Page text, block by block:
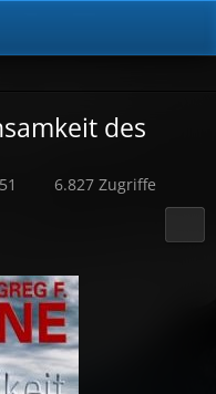
des
6.827 Zugriffe